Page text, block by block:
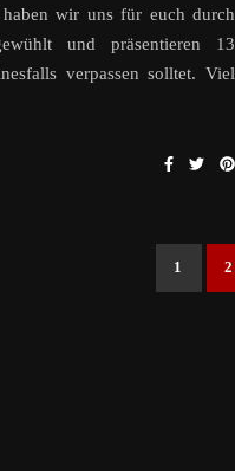
wir uns für euch durch
und präsentieren 13
verpassen solltet. Viel
1 2